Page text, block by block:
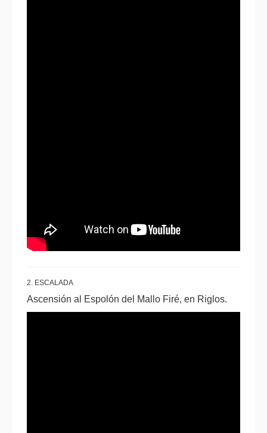
2. ESCALADA
Ascensión al Espolón del Mallo Firé, en Riglos.